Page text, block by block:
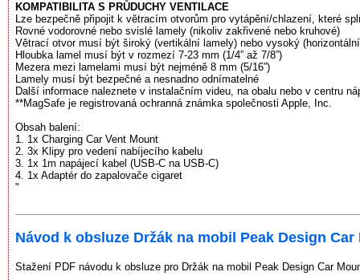
KOMPATIBILITA S PRŮDUCHY VENTILACE
Lze bezpečně připojit k větracím otvorům pro vytápění/chlazení, které
Rovné vodorovné nebo svislé lamely (nikoliv zakřivené nebo kruhové)
Větrací otvor musí být široký (vertikální lamely) nebo vysoký
Hloubka lamel musí být v rozmezí 7-23 mm (1/4” až 7/8”)
Mezera mezi lamelami musí být nejméně 8 mm (5/16”)
Lamely musí být bezpečné a nesnadno odnímatelné
Další informace naleznete v instalačním videu, na obalu nebo v centru
**MagSafe je registrovaná ochranná známka společnosti Apple, Inc.
Obsah balení:
1. 1x Charging Car Vent Mount
2. 3x Klipy pro vedení nabíjecího kabelu
3. 1x 1m napájecí kabel (USB-C na USB-C)
4. 1x Adaptér do zapalovače cigaret
"
Návod k obsluze Držák na mobil Peak Design
Stažení PDF návodu k obsluze pro Držák na mobil Peak Design Car